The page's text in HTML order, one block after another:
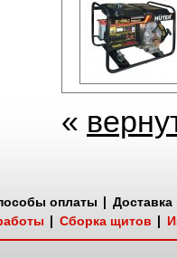
«
оплаты
Доставка
Сборка щитов